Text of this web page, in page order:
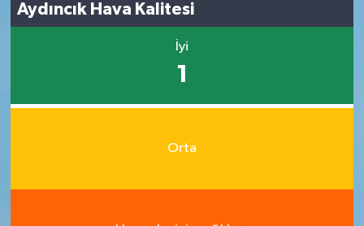
Aydıncık Hava Kalitesi
İyi
1
Orta